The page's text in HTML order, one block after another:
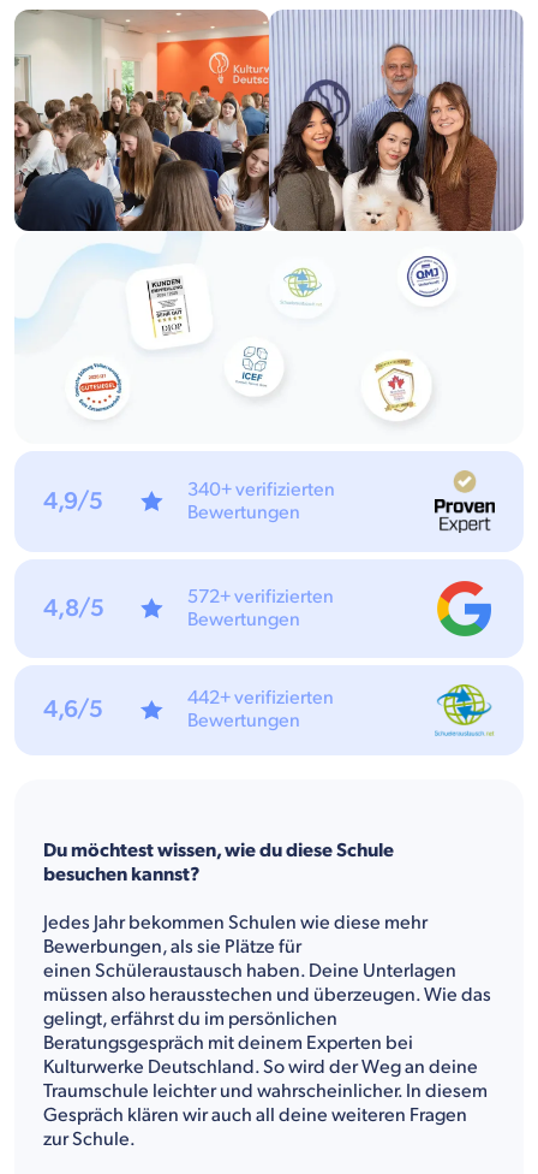
Du möchtest wissen, wie du diese Schule
besuchen kannst?
Jedes Jahr bekommen Schulen wie diese mehr
Bewerbungen, als sie Plätze für
einen Schüleraustausch haben. Deine Unterlagen
müssen also herausstechen und überzeugen. Wie das
gelingt, erfährst du im persönlichen
Beratungsgespräch mit deinem Experten bei
Kulturwerke Deutschland. So wird der Weg an deine
Traumschule leichter und wahrscheinlicher. In diesem
Gespräch klären wir auch all deine weiteren Fragen
zur Schule.
4,9/5
340+ verifizierten
Bewertungen
4,8/5
572+ verifizierten
Bewertungen
4,6/5
442+ verifizierten
Bewertungen